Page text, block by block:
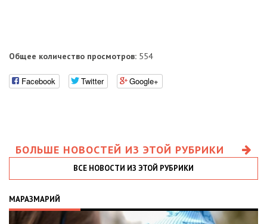
Общее количество просмотров: 554
Facebook Twitter Google+
БОЛЬШЕ НОВОСТЕЙ ИЗ ЭТОЙ РУБРИКИ
ВСЕ НОВОСТИ ИЗ ЭТОЙ РУБРИКИ
МАРАЗМАРИЙ